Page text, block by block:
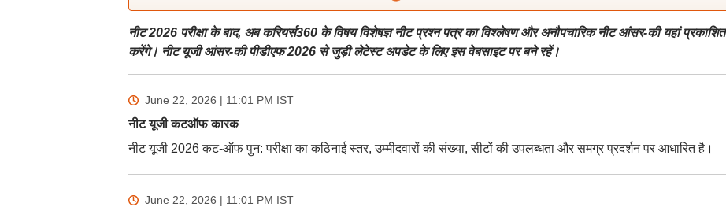
नीट 2026 परीक्षा के बाद, अब करियर्स360 के विषय विशेषज्ञ नीट प्रश्न पत्र का विश्लेषण और अनौपचारिक नीट आंसर-की यहां प्रकाशित
करेंगे। नीट यूजी आंसर-की पीडीएफ 2026 से जुड़ी लेटेस्ट अपडेट के लिए इस वेबसाइट पर बने रहें।
June 22, 2026 | 11:01 PM IST
नीट यूजी कटऑफ कारक
नीट यूजी 2026 कट-ऑफ पुन: परीक्षा का कठिनाई स्तर, उम्मीदवारों की संख्या, सीटों की उपलब्धता और समग्र प्रदर्शन पर आधारित है।
June 22, 2026 | 11:01 PM IST